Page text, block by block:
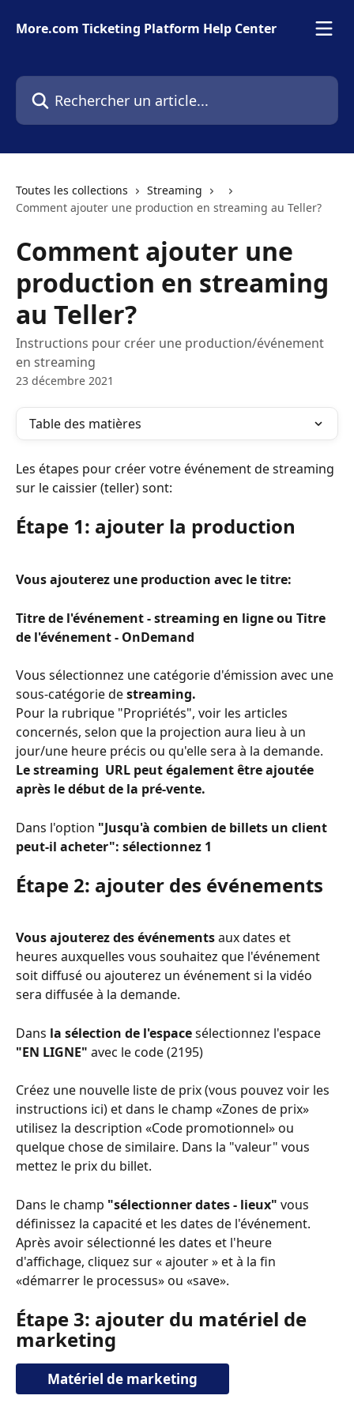
More.com Ticketing Platform Help Center
Rechercher un article...
Toutes les collections
Streaming
Comment ajouter une production en streaming au Teller?
Comment ajouter une
production en streaming
au Teller?
Instructions pour créer une production/événement
en streaming
23 décembre 2021
Table des matières
Les étapes pour créer votre événement de streaming
sur le caissier (teller) sont:
Étape 1: ajouter la production
Vous ajouterez une production avec le titre:
Titre de l'événement - streaming en ligne ou Titre
de l'événement - OnDemand
Vous sélectionnez une catégorie d'émission avec une
sous-catégorie de streaming.
Pour la rubrique "Propriétés", voir les articles
concernés, selon que la projection aura lieu à un
jour/une heure précis ou qu'elle sera à la demande.
Le streaming  URL peut également être ajoutée
après le début de la pré-vente.
Dans l'option "Jusqu'à combien de billets un client
peut-il acheter": sélectionnez 1
Étape 2: ajouter des événements
Vous ajouterez des événements aux dates et
heures auxquelles vous souhaitez que l'événement
soit diffusé ou ajouterez un événement si la vidéo
sera diffusée à la demande.
Dans la sélection de l'espace sélectionnez l'espace
"EN LIGNE" avec le code (2195)
Créez une nouvelle liste de prix (vous pouvez voir les
instructions ici) et dans le champ «Zones de prix»
utilisez la description «Code promotionnel» ou
quelque chose de similaire. Dans la "valeur" vous
mettez le prix du billet.
Dans le champ "sélectionner dates - lieux" vous
définissez la capacité et les dates de l'événement.
Après avoir sélectionné les dates et l'heure
d'affichage, cliquez sur « ajouter » et à la fin
«démarrer le processus» ou «save».
Étape 3: ajouter du matériel de
marketing
Matériel de marketing